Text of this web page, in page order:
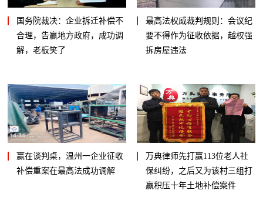
国务院裁决：企业拆迁补偿不
合理，告赢地方政府，成功调
解，老板笑了
最高法权威裁判规则：会议纪
要不得作为征收依据，越权强
拆房屋违法
赢在谈判桌，温州一企业征收
补偿重案在最高法成功调解
万典律师先打赢113位老人社
保纠纷，之后又为该村三组打
赢积压十年土地补偿案件